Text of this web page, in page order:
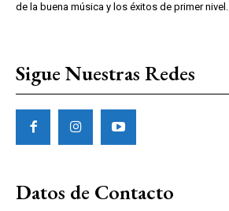
de la buena música y los éxitos de primer nivel.
Sigue Nuestras Redes
Datos de Contacto